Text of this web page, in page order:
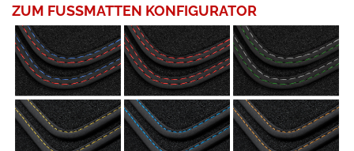
ZUM FUSSMATTEN KONFIGURATOR